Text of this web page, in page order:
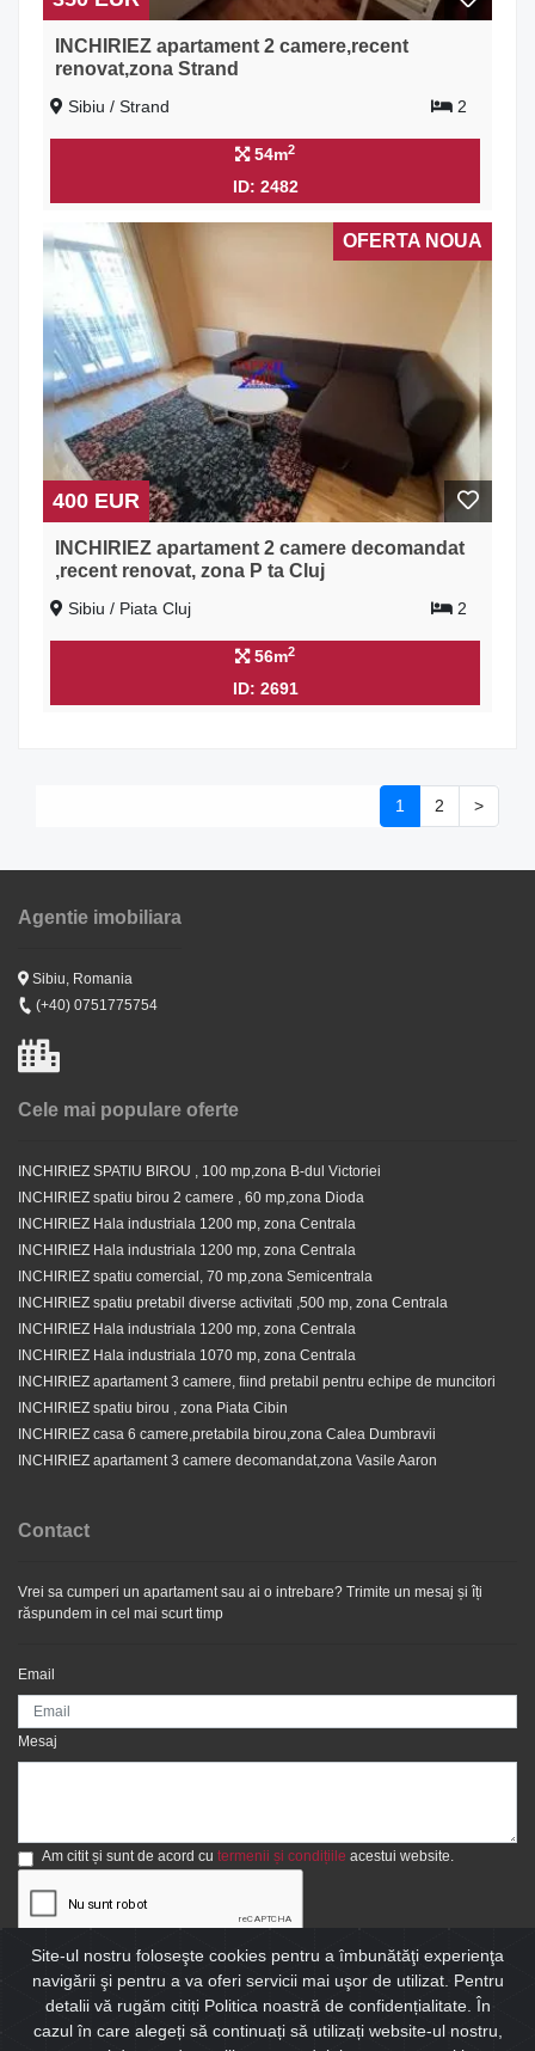
INCHIRIEZ apartament 2 camere,recent
renovat,zona Strand
Sibiu / Strand 2
54m2
ID: 2482
OFERTA NOUA
400 EUR
INCHIRIEZ apartament 2 camere decomandat
,recent renovat, zona P ta Cluj
Sibiu / Piata Cluj 2
56m2
ID: 2691
1 2 >
Agentie imobiliara
Sibiu, Romania
(+40) 0751775754
Cele mai populare oferte
INCHIRIEZ SPATIU BIROU , 100 mp,zona B-dul Victoriei
INCHIRIEZ spatiu birou 2 camere , 60 mp,zona Dioda
INCHIRIEZ Hala industriala 1200 mp, zona Centrala
INCHIRIEZ Hala industriala 1200 mp, zona Centrala
INCHIRIEZ spatiu comercial, 70 mp,zona Semicentrala
INCHIRIEZ spatiu pretabil diverse activitati ,500 mp, zona Centrala
INCHIRIEZ Hala industriala 1200 mp, zona Centrala
INCHIRIEZ Hala industriala 1070 mp, zona Centrala
INCHIRIEZ apartament 3 camere, fiind pretabil pentru echipe de muncitori
INCHIRIEZ spatiu birou , zona Piata Cibin
INCHIRIEZ casa 6 camere,pretabila birou,zona Calea Dumbravii
INCHIRIEZ apartament 3 camere decomandat,zona Vasile Aaron
Contact
Vrei sa cumperi un apartament sau ai o intrebare? Trimite un mesaj și îți
răspundem in cel mai scurt timp
Email
Mesaj
Am citit și sunt de acord cu termenii și condițiile acestui website.
Trimite
© Website realizat deImobilPro - CRM Imobiliar- Toate drepturile rezervate |
Site-ul nostru foloseşte cookies pentru a îmbunătăţi experienţa
navigării şi pentru a va oferi servicii mai uşor de utilizat. Pentru
detalii vă rugăm citiți Politica noastră de confidențialitate. În
cazul în care alegeți să continuați să utilizați website-ul nostru,